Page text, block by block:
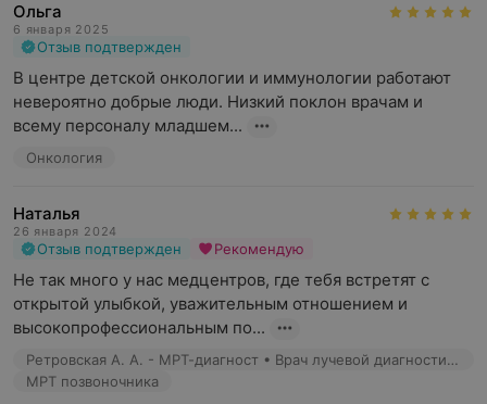
Ольга
6 января 2025
Отзыв подтвержден
В центре детской онкологии и иммунологии работают
невероятно добрые люди. Низкий поклон врачам и
всему персоналу младшем...
Онкология
Наталья
26 января 2024
Отзыв подтвержден Рекомендую
Не так много у нас медцентров, где тебя встретят с
открытой улыбкой, уважительным отношением и
высокопрофессиональным по...
Ретровская А. А. - МРТ-диагност • Врач лучевой диагностики
МРТ позвоночника